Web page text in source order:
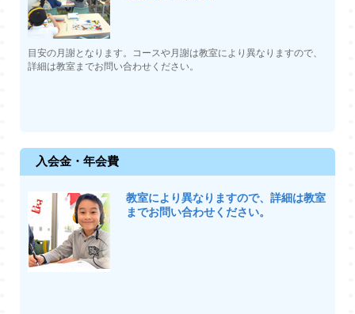
目安の月謝となります。コースや月謝は教室により異なりますので、
詳細は教室までお問い合わせください。
入会金・年会費
教室により異なりますので、詳細は教室
までお問い合わせください。